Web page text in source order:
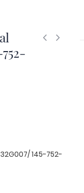
145-752-